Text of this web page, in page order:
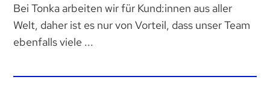
Bei Tonka arbeiten wir für Kund:innen aus aller
Welt, daher ist es nur von Vorteil, dass unser Team
ebenfalls viele ...